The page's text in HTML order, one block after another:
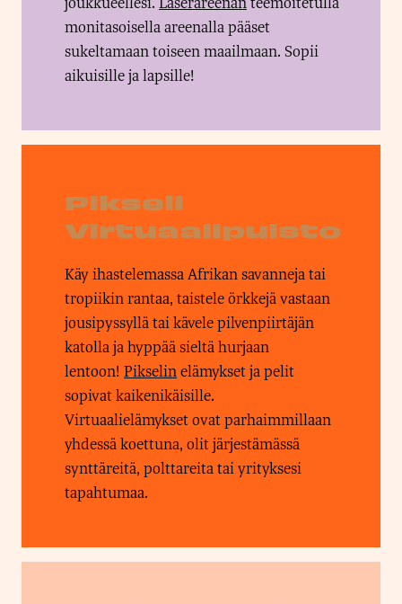
monitasoisella areenalla pääset
sukeltamaan toiseen maailmaan. Sopii
aikuisille ja lapsille!
Pikseli
Virtuaalipuisto
Käy ihastelemassa Afrikan savanneja tai
tropiikin rantaa, taistele örkkejä vastaan
jousipyssyllä tai kävele pilvenpiirtäjän
katolla ja hyppää sieltä hurjaan
lentoon! Pikselinelämykset ja pelit
sopivat kaikenikäisille.
Virtuaalielämykset ovat parhaimmillaan
yhdessä koettuna, olit järjestämässä
synttäreitä, polttareita tai yrityksesi
tapahtumaa.